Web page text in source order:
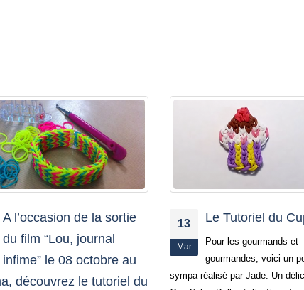
Le Tutoriel du Cup Cake
Pour les gourmands et
gourmandes, voici un petit tutoriel
par Jade. Un délicieux petit
20
Sep
Tutoriel
– Le Crayon
Classes
Bonjour, Après la boîte de